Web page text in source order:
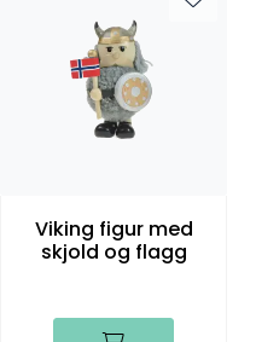
Viking figur med
skjold og flagg